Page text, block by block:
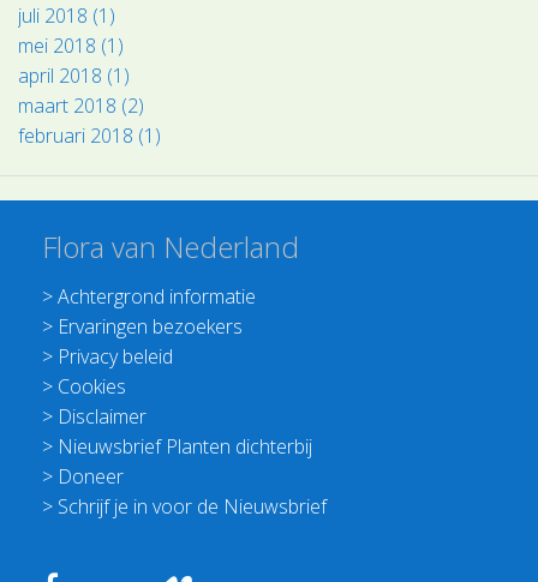
juli 2018 (1)
mei 2018 (1)
april 2018 (1)
maart 2018 (2)
februari 2018 (1)
Flora van Nederland
>Achtergrond informatie
> Ervaringen bezoekers
> Privacy beleid
> Cookies
> Disclaimer
> Nieuwsbrief Planten dichterbij
> Doneer
> Schrijf je in voor de Nieuwsbrief